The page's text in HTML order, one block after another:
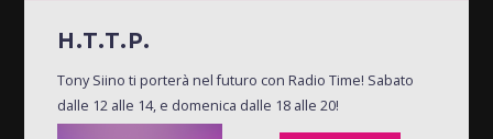
H.T.T.P.
Tony Siino ti porterà nel futuro con Radio Time! Sabato
dalle 12 alle 14, e domenica dalle 18 alle 20!